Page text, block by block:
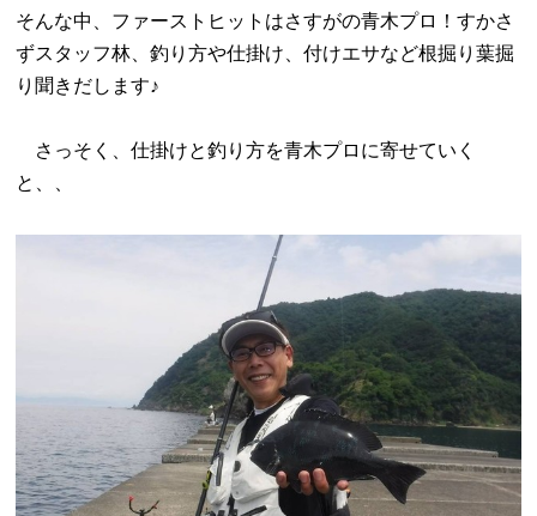
そんな中、ファーストヒットはさすがの青木プロ！すかさ
ずスタッフ林、釣り方や仕掛け、付けエサなど根掘り葉掘
り聞きだします♪
さっそく、仕掛けと釣り方を青木プロに寄せていく
と、、